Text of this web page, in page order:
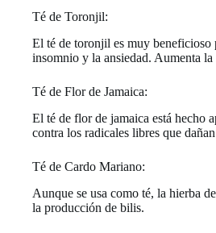
Té de Toronjil:
El té de toronjil es muy beneficioso
insomnio y la ansiedad. Aumenta
Té de Flor de Jamaica:
El té de flor de jamaica está hecho
contra los radicales libres que
Té de Cardo Mariano:
Aunque se usa como té, la hierba
la producción de bilis.